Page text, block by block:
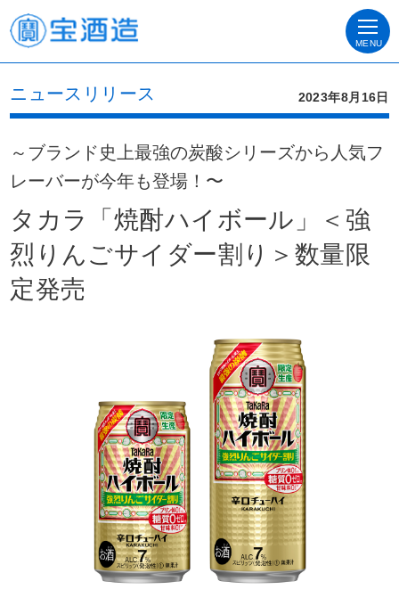
MENU
ニュースリリース 2023年8月16日
～ブランド史上最強の炭酸シリーズから人気フ
レーバーが今年も登場！〜
タカラ「焼酎ハイボール」＜強
烈りんごサイダー割り＞数量限
定発売